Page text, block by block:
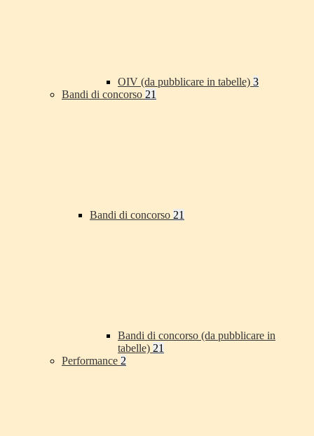
OIV (da pubblicare in tabelle) 3
Bandi di concorso 21
Bandi di concorso 21
Bandi di concorso (da pubblicare in
tabelle) 21
Performance 2